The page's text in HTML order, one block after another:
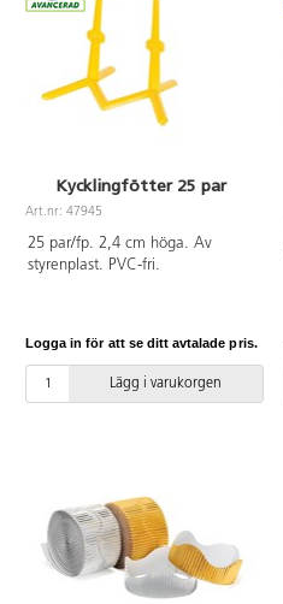
Kycklingfötter 25 par
Art.nr: 47945
25 par/fp. 2,4 cm höga. Av
styrenplast. PVC-fri.
Logga in för att se ditt avtalade pris.
Lägg i varukorgen